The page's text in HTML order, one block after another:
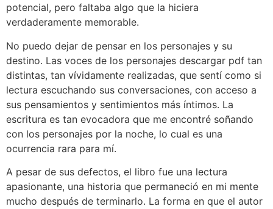
potencial, pero faltaba algo que la hiciera
verdaderamente memorable.
No puedo dejar de pensar en los personajes y su
destino. Las voces de los personajes descargar pdf tan
distintas, tan vívidamente realizadas, que sentí como si
lectura escuchando sus conversaciones, con acceso a
sus pensamientos y sentimientos más íntimos. La
escritura es tan evocadora que me encontré soñando
con los personajes por la noche, lo cual es una
ocurrencia rara para mí.
A pesar de sus defectos, el libro fue una lectura
apasionante, una historia que permaneció en mi mente
mucho después de terminarlo. La forma en que el autor